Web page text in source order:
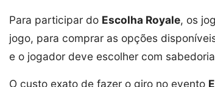
Para participar do Escolha Royale, os
jogo, para comprar as opções
e o jogador deve escolher com
O custo exato de fazer o giro no evento